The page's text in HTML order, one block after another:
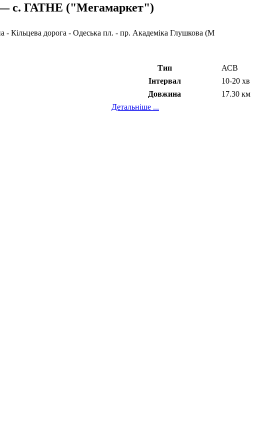
ГАТНЕ ("Мегамаркет")
дорога - Одеська пл. - пр. Академіка Глушкова (М
Тип
АСВ
Інтервал
10-20 хв
Довжина
17.30 км
Детальніше ...